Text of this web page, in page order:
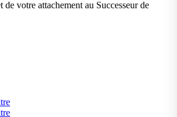
de votre attachement au Successeur de